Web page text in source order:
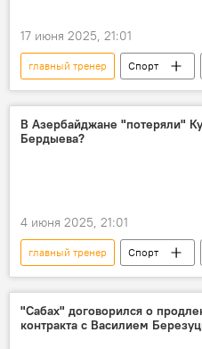
17 июня 2025, 21:01
главный тренер Спорт
Азербайджан
Баку
наставник
помощник
российский тренер Василий
В Азербайджане "потеряли"
Бердыева?
4 июня 2025, 21:01
главный тренер Спорт
Футбол
российский тренер Курбан
ФК "Туран-Товуз"
"Сабах" договорился о
контракта с Василием